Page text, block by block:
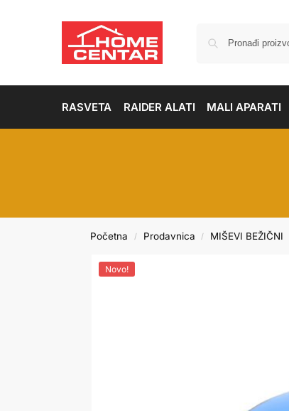
RASVETA RAIDER ALATI MALI APARATI
Početna / Prodavnica / MIŠEVI BEŽIČNI
Novo!